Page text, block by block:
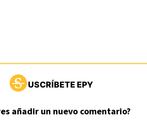
USCRÍBETE EPY
añadir un nuevo comentario?